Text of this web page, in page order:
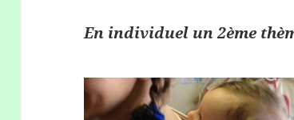
En individuel un 2ème